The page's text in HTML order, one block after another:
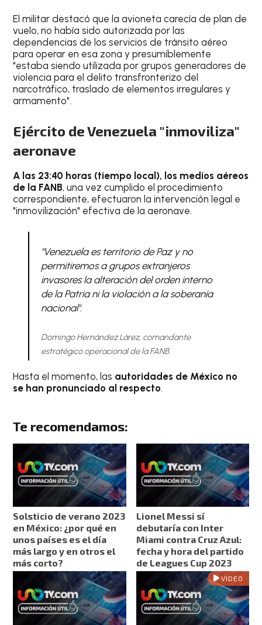
El militar destacó que la avioneta carecía de plan de
vuelo, no había sido autorizada por las
dependencias de los servicios de tránsito aéreo
para operar en esa zona y presumiblemente
"estaba siendo utilizada por grupos generadores de
violencia para el delito transfronterizo del
narcotráfico, traslado de elementos irregulares y
armamento".
Ejército de Venezuela "inmoviliza"
aeronave
A las 23:40 horas (tiempo local), los medios aéreos
de la FANB, una vez cumplido el procedimiento
correspondiente, efectuaron la intervención legal e
"inmovilización" efectiva de la aeronave.
"Venezuela es territorio de Paz y no
permitiremos a grupos extranjeros
invasores la alteración del orden interno
de la Patria ni la violación a la soberanía
nacional".
Domingo Hernández Lárez, comandante
estratégico operacional de la FANB.
Hasta el momento, las autoridades de México no
se han pronunciado al respecto.
Te recomendamos:
Solsticio de verano 2023
en México: ¿por qué en
unos países es el día
más largo y en otros el
más corto?
Lionel Messi sí
debutaría con Inter
Miami contra Cruz Azul:
fecha y hora del partido
de Leagues Cup 2023
VIDEO